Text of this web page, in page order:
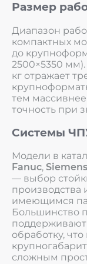
Размер
Диапазон
компактных
до
2500×5350 мм).
кг отражает
тем
точность при
Системы
Модели в
Fanuc, Siemens
— выбор
производства
имеющимся
Большинство
поддерживают
обработку,
сложным